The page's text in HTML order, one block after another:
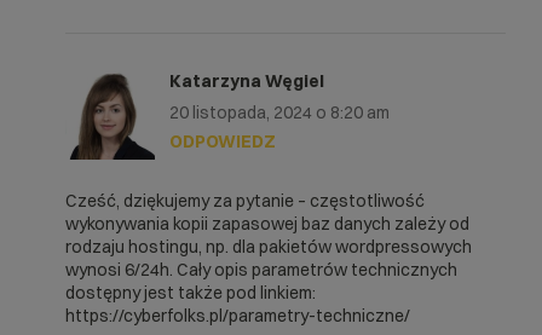
Katarzyna Węgiel
20 listopada, 2024 o 8:20 am
Cześć, dziękujemy za pytanie – częstotliwość
wykonywania kopii zapasowej baz danych zależy od
rodzaju hostingu, np. dla pakietów wordpressowych
wynosi 6/24h. Cały opis parametrów technicznych
dostępny jest także pod linkiem:
https://cyberfolks.pl/parametry-techniczne/
ODPOWIEDZ